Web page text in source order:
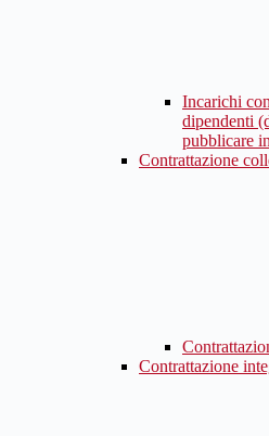
Incarichi
dipendenti
pubblicare
Contrattazione
Contrattazione